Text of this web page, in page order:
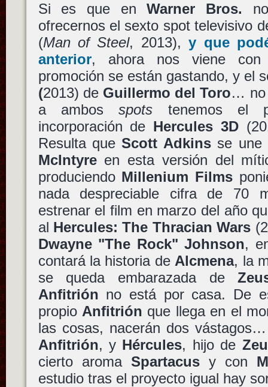
Si es que enWarner Bros.
ofrecernos el sexto spot televisivo
(Man of Steel, 2013),y que
anterior, ahora nos viene con
promoción se están gastando, y el
(2013) de Guillermo del Toro… no
a ambosspots tenemos el
incorporación de Hercules 3D
Resulta queScott Adkinsse
McIntyreen esta versión del
produciendo Millenium Films
nada despreciable cifra de 70
estrenar el film en marzo del año
al Hercules: The Thracian Wars
Dwayne "The Rock" Johnson,
contará la historia de Alcmena, la
se queda embarazada de
Anfitrión no está por casa. De
propio Anfitrión que llega en el
las cosas, nacerán dos
Anfitrión, yHércules, hijo de
cierto aroma Spartacusy con
estudio tras el proyecto igual hay